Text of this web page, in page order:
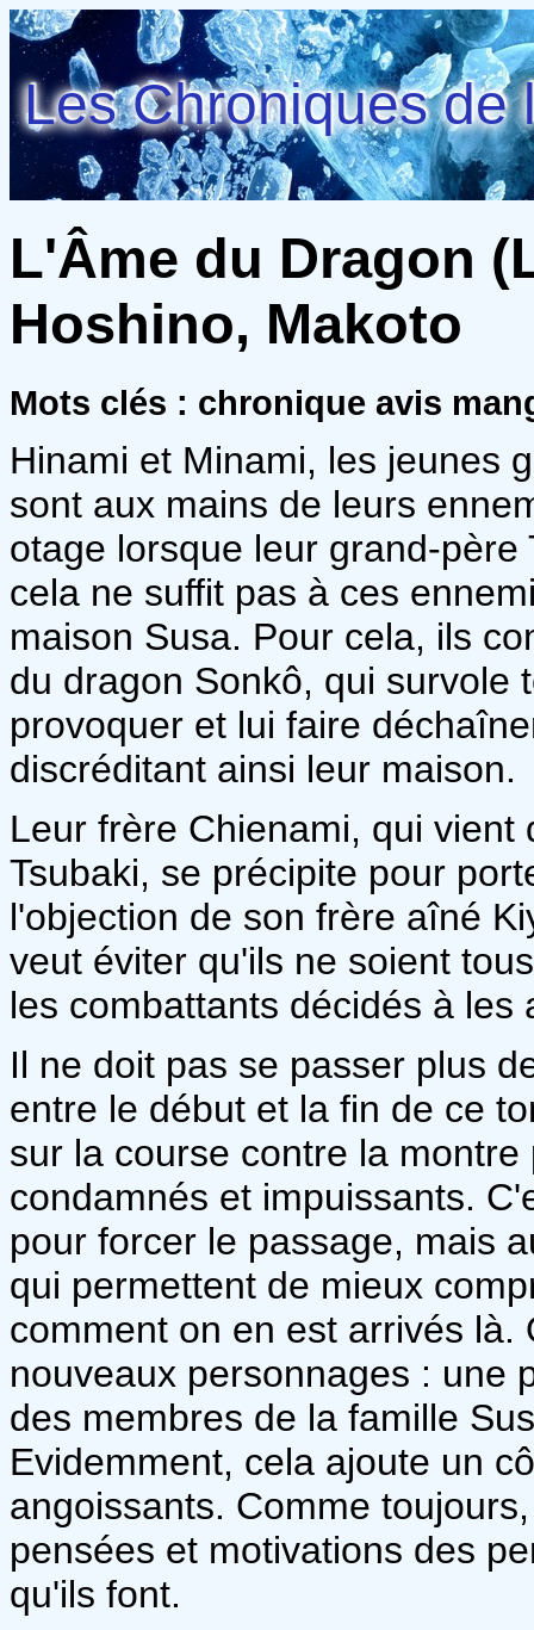
Les Chroniques de
L'Âme du Dragon
Hoshino, Makoto
Mots clés : chronique avis
Hinami et Minami, les jeunes
sont aux mains de leurs
otage lorsque leur grand-
cela ne suffit pas à ces
maison Susa. Pour cela, ils
du dragon Sonkô, qui survole
provoquer et lui faire
discréditant ainsi leur maison.
Leur frère Chienami, qui
Tsubaki, se précipite pour
l'objection de son frère aîné
veut éviter qu'ils ne soient
les combattants décidés à
Il ne doit pas se passer plus
entre le début et la fin de ce
sur la course contre la
condamnés et impuissants.
pour forcer le passage, mais
qui permettent de mieux
comment on en est arrivés
nouveaux personnages : une
des membres de la famille
Evidemment, cela ajoute un
angoissants. Comme
pensées et motivations des
qu'ils font.